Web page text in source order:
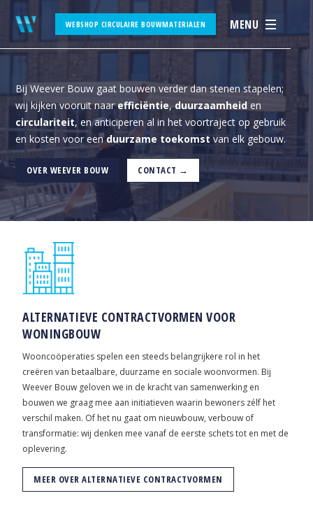
WEBSHOP CIRCULAIRE BOUWMATERIALEN MENU
Bij Weever Bouw gaat bouwen verder dan stenen stapelen;
wij kijken vooruit naarefficiëntie,duurzaamheid en
circulariteit, en anticiperen al in het voortraject op gebruik
en kosten voor eenduurzame toekomstvan elk gebouw.
OVER WEEVER BOUW CONTACT →
ALTERNATIEVE CONTRACTVORMEN VOOR
WONINGBOUW
Wooncoöperaties spelen een steeds belangrijkere rol in het
creëren van betaalbare, duurzame en sociale woonvormen. Bij
Weever Bouw geloven we in de kracht van samenwerking en
bouwen we graag mee aan initiatieven waarin bewoners zélf het
verschil maken. Of het nu gaat om nieuwbouw, verbouw of
transformatie: wij denken mee vanaf de eerste schets tot en met de
oplevering.
MEER OVER ALTERNATIEVE CONTRACTVORMEN